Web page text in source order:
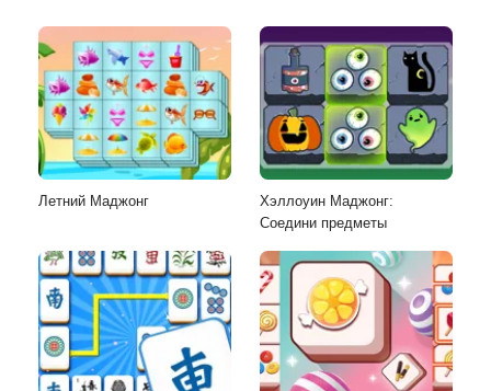
Летний Маджонг
Хэллоуин Маджонг:
Соедини предметы